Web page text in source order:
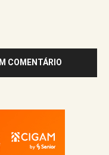
COMENTÁRIO